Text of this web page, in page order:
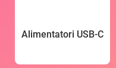
Alimentatori USB-C